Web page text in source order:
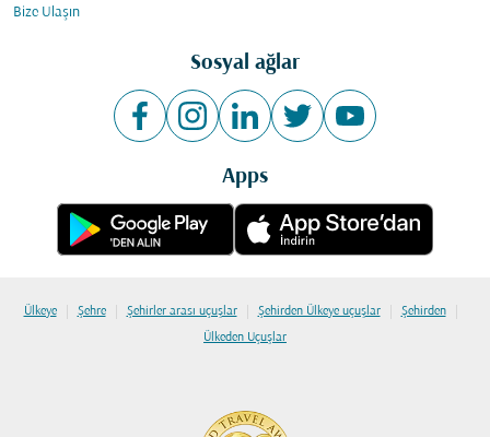
Bize Ulaşın
Sosyal ağlar
Apps
Ülkeye | Şehre | Şehirler arası uçuşlar | Şehirden Ülkeye uçuşlar | Şehirden |
Ülkeden Uçuşlar